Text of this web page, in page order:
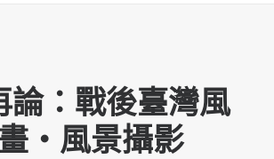
論：戰後臺灣風
‧風景攝影